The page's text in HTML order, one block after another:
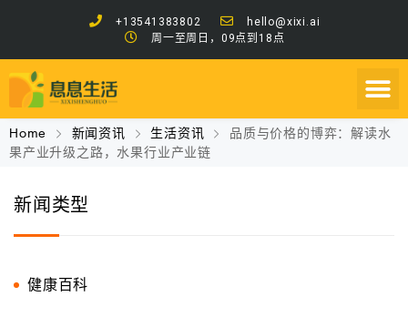
+13541383802
hello@xixi.ai
周一至周日，09点到18点
Home 新闻资讯 生活资讯
品质与价格的博弈：解读水
果产业升级之路，水果行业产业链
新闻类型
健康百科